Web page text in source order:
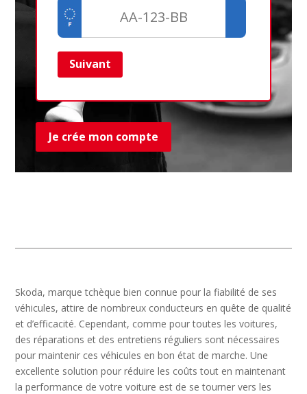
Suivant
Je crée mon compte
Skoda, marque tchèque bien connue pour la fiabilité de ses
véhicules, attire de nombreux conducteurs en quête de qualité
et d’efficacité. Cependant, comme pour toutes les voitures,
des réparations et des entretiens réguliers sont nécessaires
pour maintenir ces véhicules en bon état de marche. Une
excellente solution pour réduire les coûts tout en maintenant
la performance de votre voiture est de se tourner vers les